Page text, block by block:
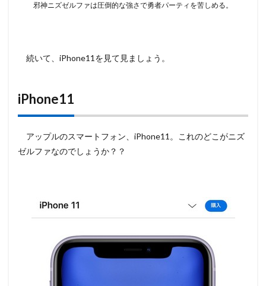
邪神ニズゼルファは圧倒的な強さで勇者パーティを苦しめる。
続いて、iPhone11を見て見ましょう。
iPhone11
アップルのスマートフォン、iPhone11。これのどこがニズ
ゼルファなのでしょうか？？